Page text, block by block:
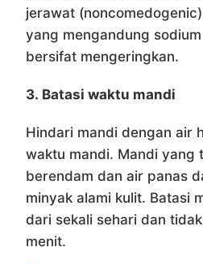
jerawat
yang mengandung
bersifat mengeringkan.
3. Batasi waktu mandi
Hindari mandi dengan air
waktu mandi. Mandi yang
berendam dan air panas
minyak alami kulit. Batasi
dari sekali sehari dan
menit.